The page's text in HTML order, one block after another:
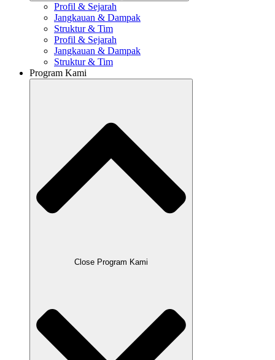
Profil & Sejarah
Jangkauan & Dampak
Struktur & Tim
Profil & Sejarah
Jangkauan & Dampak
Struktur & Tim
Program Kami
Close Program Kami